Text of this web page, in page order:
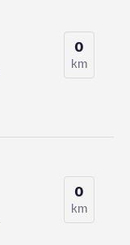
0
km
0
km